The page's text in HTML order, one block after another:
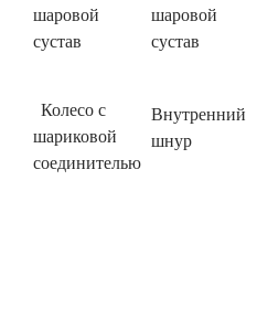
шаровой
сустав
шаровой
сустав
Колесо с
шариковой
соединителью
Внутренний
шнур